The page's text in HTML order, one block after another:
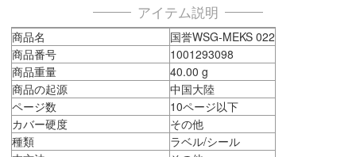
アイテム説明
商品名
国誉WSG-MEKS 022
商品番号
1001293098
商品重量
40.00 g
商品の起源
中国大陸
ページ数
10ページ以下
カバー硬度
その他
種類
ラベル/シール